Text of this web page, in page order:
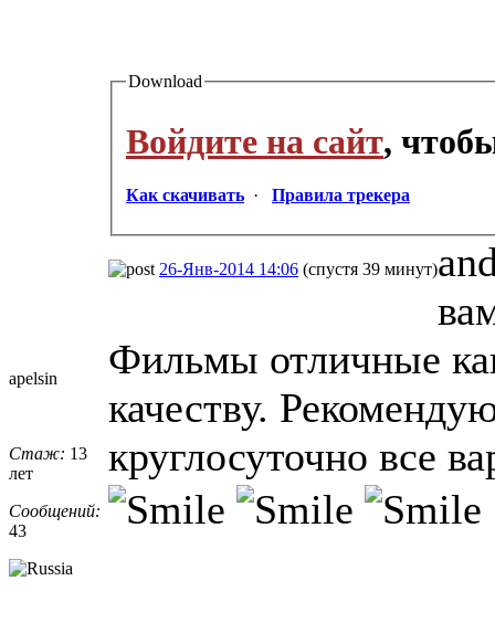
Download
Войдите на сайт,
Как скачивать · Правила трекера
apelsin
Стаж: 13
лет
Сообщений:
43
26-Янв-2014 14:06 (спустя 39 минут)
Фильмы отличные
качеству.
круглосуточно все